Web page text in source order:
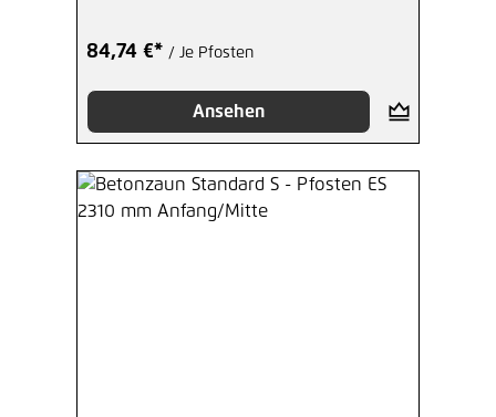
84,74 €* / Je Pfosten
Ansehen